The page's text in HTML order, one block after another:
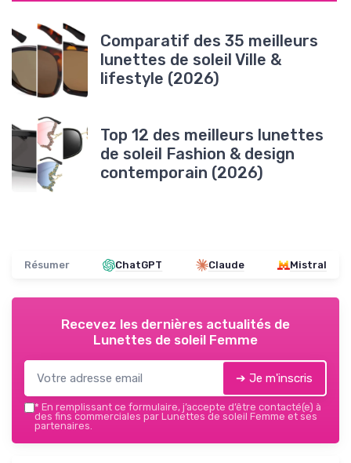
Comparatif des 35 meilleurs
lunettes de soleil Ville &
lifestyle (2026)
Top 12 des meilleurs lunettes
de soleil Fashion & design
contemporain (2026)
Résumer ChatGPT Claude Mistral
Recevez les dernières actualités de
Lunettes de soleil Femme
➔ Je m'inscris
* En remplissant ce formulaire, j’accepte d’être contacté(e) à
des fins commerciales par Lunettes de soleil Femme et ses
partenaires.